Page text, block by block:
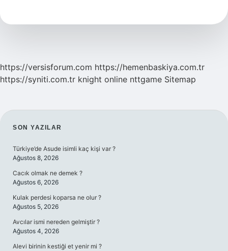
https://versisforum.com https://hemenbaskiya.com.tr
https://syniti.com.tr knight online nttgame Sitemap
SIDEBAR
SON YAZILAR
Türkiye’de Asude isimli kaç kişi var ?
Ağustos 8, 2026
Cacık olmak ne demek ?
Ağustos 6, 2026
Kulak perdesi koparsa ne olur ?
Ağustos 5, 2026
Avcılar ismi nereden gelmiştir ?
Ağustos 4, 2026
Alevi birinin kestiği et yenir mi ?